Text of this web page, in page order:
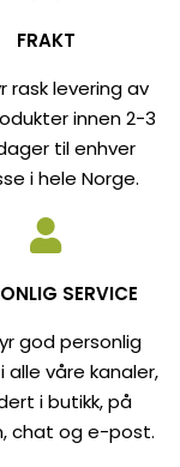
FRAKT
rask levering av
innen 2-3
til enhver
i hele Norge.
SERVICE
god personlig
alle våre kanaler,
i butikk, på
chat og e-post.